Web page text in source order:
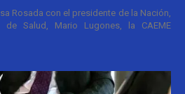
Rosada con el presidente de la Nación,
Salud, Mario Lugones, la CAEME